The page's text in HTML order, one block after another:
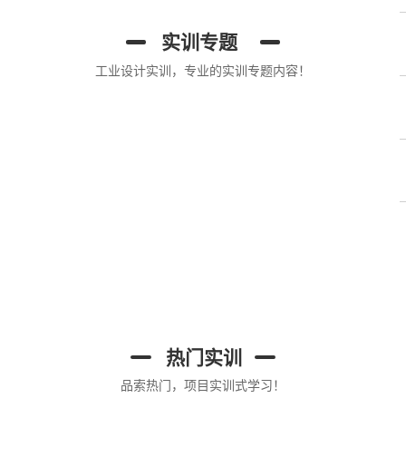
实训专题
工业设计实训，专业的实训专题内容！
热门实训
品索热门，项目实训式学习！